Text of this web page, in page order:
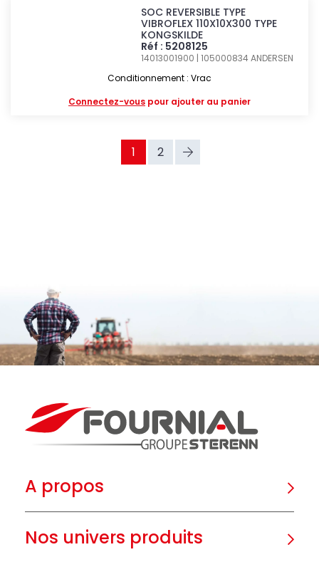
SOC REVERSIBLE TYPE
VIBROFLEX 110X10X300 TYPE
KONGSKILDE
Réf : 5208125
14013001900 | 105000834ANDERSEN
Conditionnement : Vrac
Connectez-vous pour ajouter au panier
1 2
A propos
Nos univers produits